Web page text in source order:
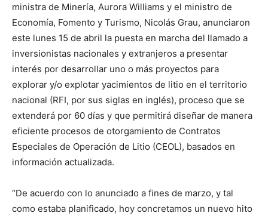
ministra de Minería, Aurora Williams y el ministro de
Economía, Fomento y Turismo, Nicolás Grau, anunciaron
este lunes 15 de abril la puesta en marcha del llamado a
inversionistas nacionales y extranjeros a presentar
interés por desarrollar uno o más proyectos para
explorar y/o explotar yacimientos de litio en el territorio
nacional (RFI, por sus siglas en inglés), proceso que se
extenderá por 60 días y que permitirá diseñar de manera
eficiente procesos de otorgamiento de Contratos
Especiales de Operación de Litio (CEOL), basados en
información actualizada.
“De acuerdo con lo anunciado a fines de marzo, y tal
como estaba planificado, hoy concretamos un nuevo hito